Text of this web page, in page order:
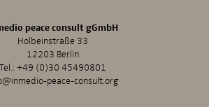
peace consult gGmbH
Holbeinstraße 33
12203 Berlin
Tel.:+49 (0)30 45490801
peace-consult.org